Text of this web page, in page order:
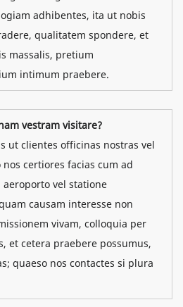
adhibentes, ita ut nobis
qualitatem spondere, et
massalis, pretium
intimum praebere.
vestram visitare?
ut clientes officinas nostras vel
certiores facias cum ad
vel statione
causam interesse non
vivam, colloquia per
et cetera praebere possumus,
quaeso nos contactes si plura